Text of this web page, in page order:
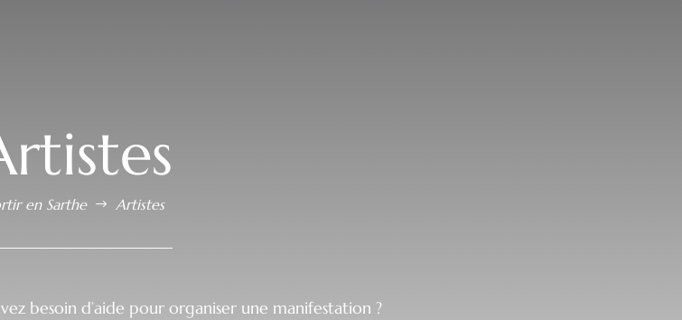
en Sarthe $ Artistes
besoin d’aide pour organiser une manifestation ?